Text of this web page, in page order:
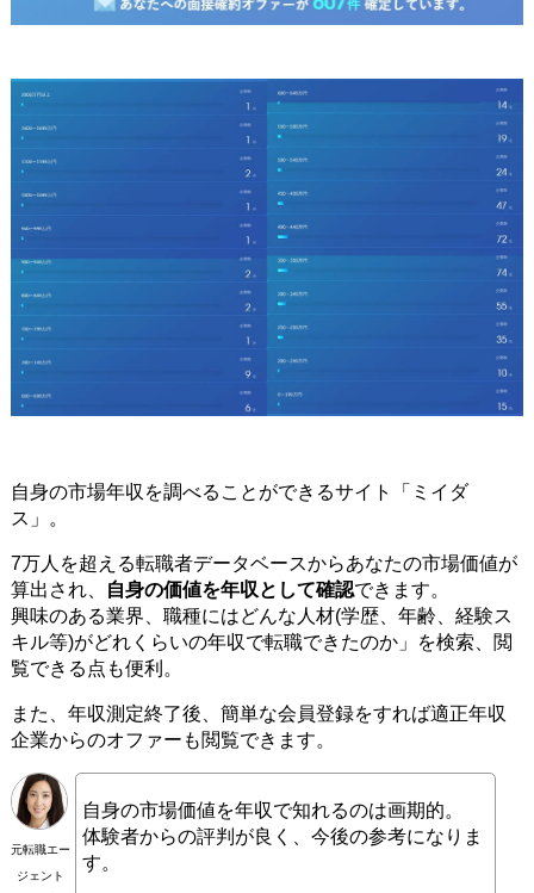
自身の市場年収を調べることができるサイト「ミイダ
ス」。
7万人を超える転職者データベースからあなたの市場価値が
算出され、
自身の価値を年収として確認できます。
興味のある業界、職種にはどんな人材(学歴、年齢、経験ス
キル等)がどれくらいの年収で転職できたのか」を検索、閲
覧できる点も便利。
また、年収測定終了後、簡単な会員登録をすれば適正年収
企業からのオファーも閲覧できます。
元転職エー
ジェント
自身の市場価値を年収で知れるのは画期的。
体験者からの評判が良く、今後の参考になりま
す。